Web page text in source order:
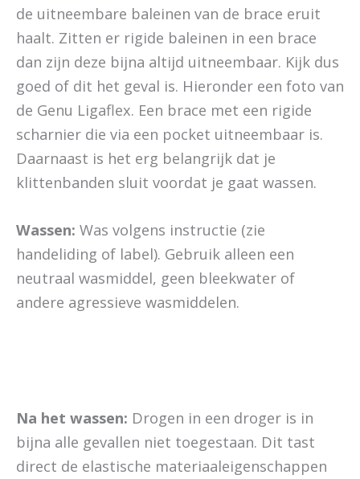
de uitneembare baleinen van de brace eruit
haalt. Zitten er rigide baleinen in een brace
dan zijn deze bijna altijd uitneembaar. Kijk dus
goed of dit het geval is. Hieronder een foto van
de Genu Ligaflex. Een brace met een rigide
scharnier die via een pocket uitneembaar is.
Daarnaast is het erg belangrijk dat je
klittenbanden sluit voordat je gaat wassen.
Wassen: Was volgens instructie (zie
handeliding of label). Gebruik alleen een
neutraal wasmiddel, geen bleekwater of
andere agressieve wasmiddelen.
Na het wassen: Drogen in een droger is in
bijna alle gevallen niet toegestaan. Dit tast
direct de elastische materiaaleigenschappen